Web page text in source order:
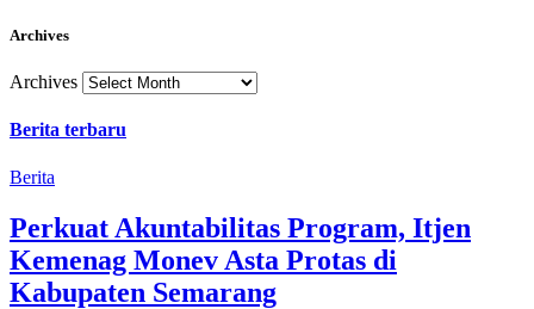
Archives
Archives
Berita terbaru
Berita
Perkuat Akuntabilitas Program, Itjen
Kemenag Monev Asta Protas di
Kabupaten Semarang